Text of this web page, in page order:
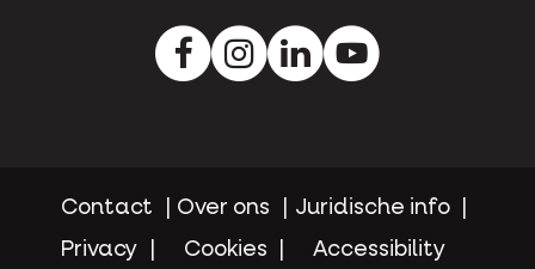
FacebookInstagramLinkedInYoutube
Contact Over ons
Juridische info
Privacy
Cookies Accessibility